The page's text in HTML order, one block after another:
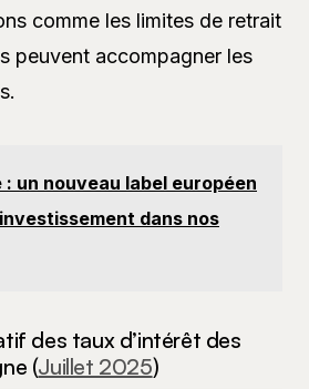
comme les limites de retrait
peuvent accompagner les
: un nouveau label européen
dans nos
des taux d’intérêt des
(Juillet 2025)